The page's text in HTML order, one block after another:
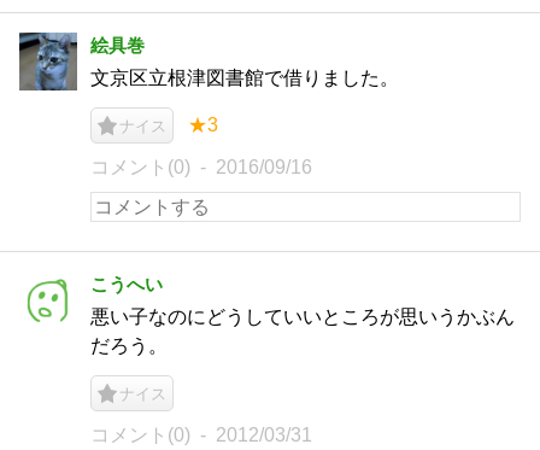
絵具巻
文京区立根津図書館で借りました。
ナイス ★3
コメント(0) 2016/09/16
こうへい
悪い子なのにどうしていいところが思いうかぶん
だろう。
ナイス
コメント(0) 2012/03/31